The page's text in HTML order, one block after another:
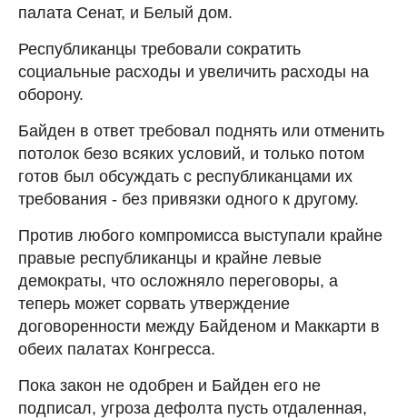
палата Сенат, и Белый дом.
Республиканцы требовали сократить
социальные расходы и увеличить расходы на
оборону.
Байден в ответ требовал поднять или отменить
потолок безо всяких условий, и только потом
готов был обсуждать с республиканцами их
требования - без привязки одного к другому.
Против любого компромисса выступали крайне
правые республиканцы и крайне левые
демократы, что осложняло переговоры, а
теперь может сорвать утверждение
договоренности между Байденом и Маккарти в
обеих палатах Конгресса.
Пока закон не одобрен и Байден его не
подписал, угроза дефолта пусть отдаленная,